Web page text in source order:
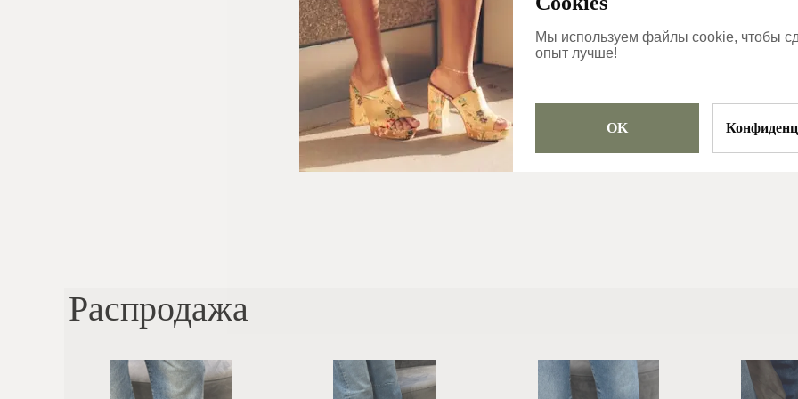
Мы используем файлы cookie, чтобы
опыт лучше!
OK
в тот же рабочий
Распродажа